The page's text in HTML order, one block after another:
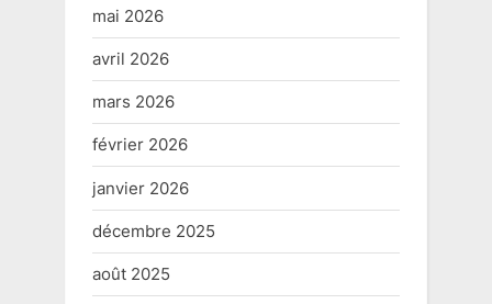
mai 2026
avril 2026
mars 2026
février 2026
janvier 2026
décembre 2025
août 2025